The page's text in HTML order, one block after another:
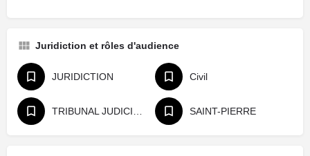
Juridiction et rôles d'audience
JURIDICTION Civil
SAINT-PIERRE